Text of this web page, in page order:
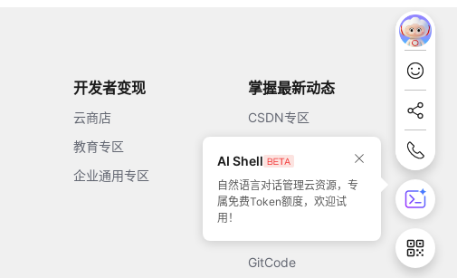
开发者变现
云商店
教育专区
企业通用专区
掌握最新动态
CSDN专区
51CTO
GitCode
AI Shell
自然语言对话管理云资源，专
属免费Token额度，欢迎试
用！